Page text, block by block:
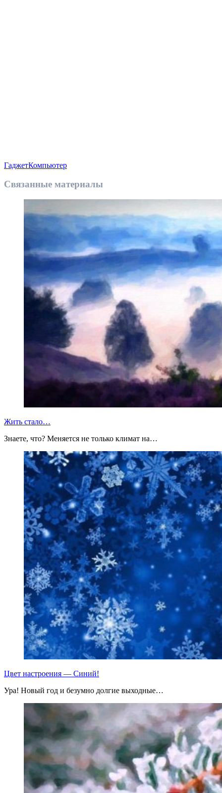
ГаджетКомпьютер
Связанные материалы
Жить стало…
Знаете, что? Меняется не только климат на…
Цвет настроения — Синий!
Ура! Новый год и безумно долгие выходные…